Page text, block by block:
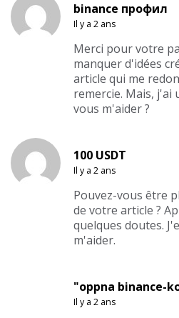
binance профил
Il y a 2 ans
Merci pour votre
manquer d'idées
article qui me
remercie. Mais, j'ai
vous m'aider ?
100 USDT
Il y a 2 ans
Pouvez-vous être
de votre article ?
quelques doutes.
m'aider.
"oppna binance-
Il y a 2 ans